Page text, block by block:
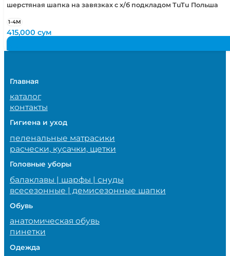
шерстяная шапка на завязках с х/б подкладом TuTu Польша
1-4М
415,000сум
Главная
каталог
контакты
Гигиена и уход
пеленальные матрасики
расчески, кусачки, щетки
Головные уборы
балаклавы | шарфы | снуды
всесезонные | демисезонные шапки
Обувь
анатомическая обувь
пинетки
Одежда